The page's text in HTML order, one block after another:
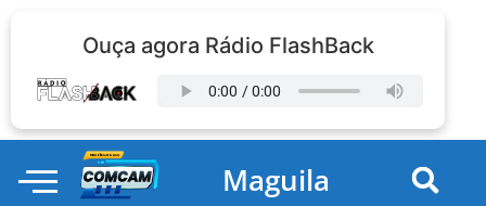
Ouça agora Rádio FlashBack
Maguila